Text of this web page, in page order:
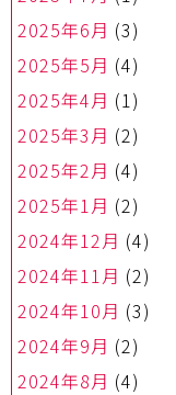
2025年6月 (3)
2025年5月 (4)
2025年4月 (1)
2025年3月 (2)
2025年2月 (4)
2025年1月 (2)
2024年12月 (4)
2024年11月 (2)
2024年10月 (3)
2024年9月 (2)
2024年8月 (4)